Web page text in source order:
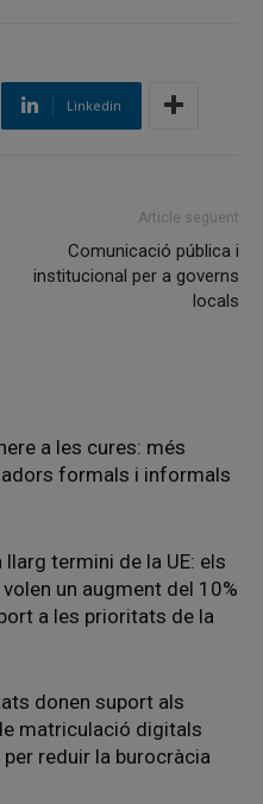
Linkedin
Article següent
Comunicació pública i
institucional per a governs
locals
a les cures: més
formals i informals
termini de la UE: els
un augment del 10%
a les prioritats de la
donen suport als
matriculació digitals
reduir la burocràcia